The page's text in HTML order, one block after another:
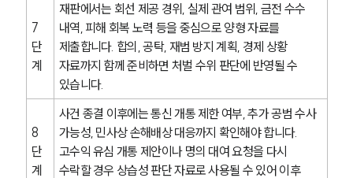
업무분야
전체
구성원 소개
7
단
계
재판에서는 회선 제공 경위, 실제 관여 범위, 금전 수수
내역, 피해 회복 노력 등을 중심으로 양형 자료를
제출합니다. 합의, 공탁, 재범 방지 계획, 경제 상황
자료까지 함께 준비하면 처벌 수위 판단에 반영될 수
있습니다.
8
단
계
사건 종결 이후에는 통신 개통 제한 여부, 추가 공범 수사
가능성, 민사상 손해배상 대응까지 확인해야 합니다.
고수익 유심 개통 제안이나 명의 대여 요청을 다시
수락할 경우 상습성 판단 자료로 사용될 수 있어 이후